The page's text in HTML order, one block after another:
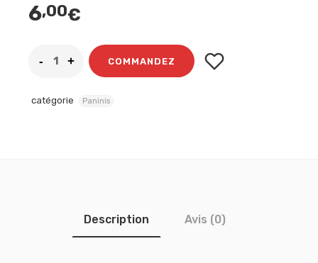
6,00€
COMMANDEZ
catégorie Paninis
Description Avis (0)